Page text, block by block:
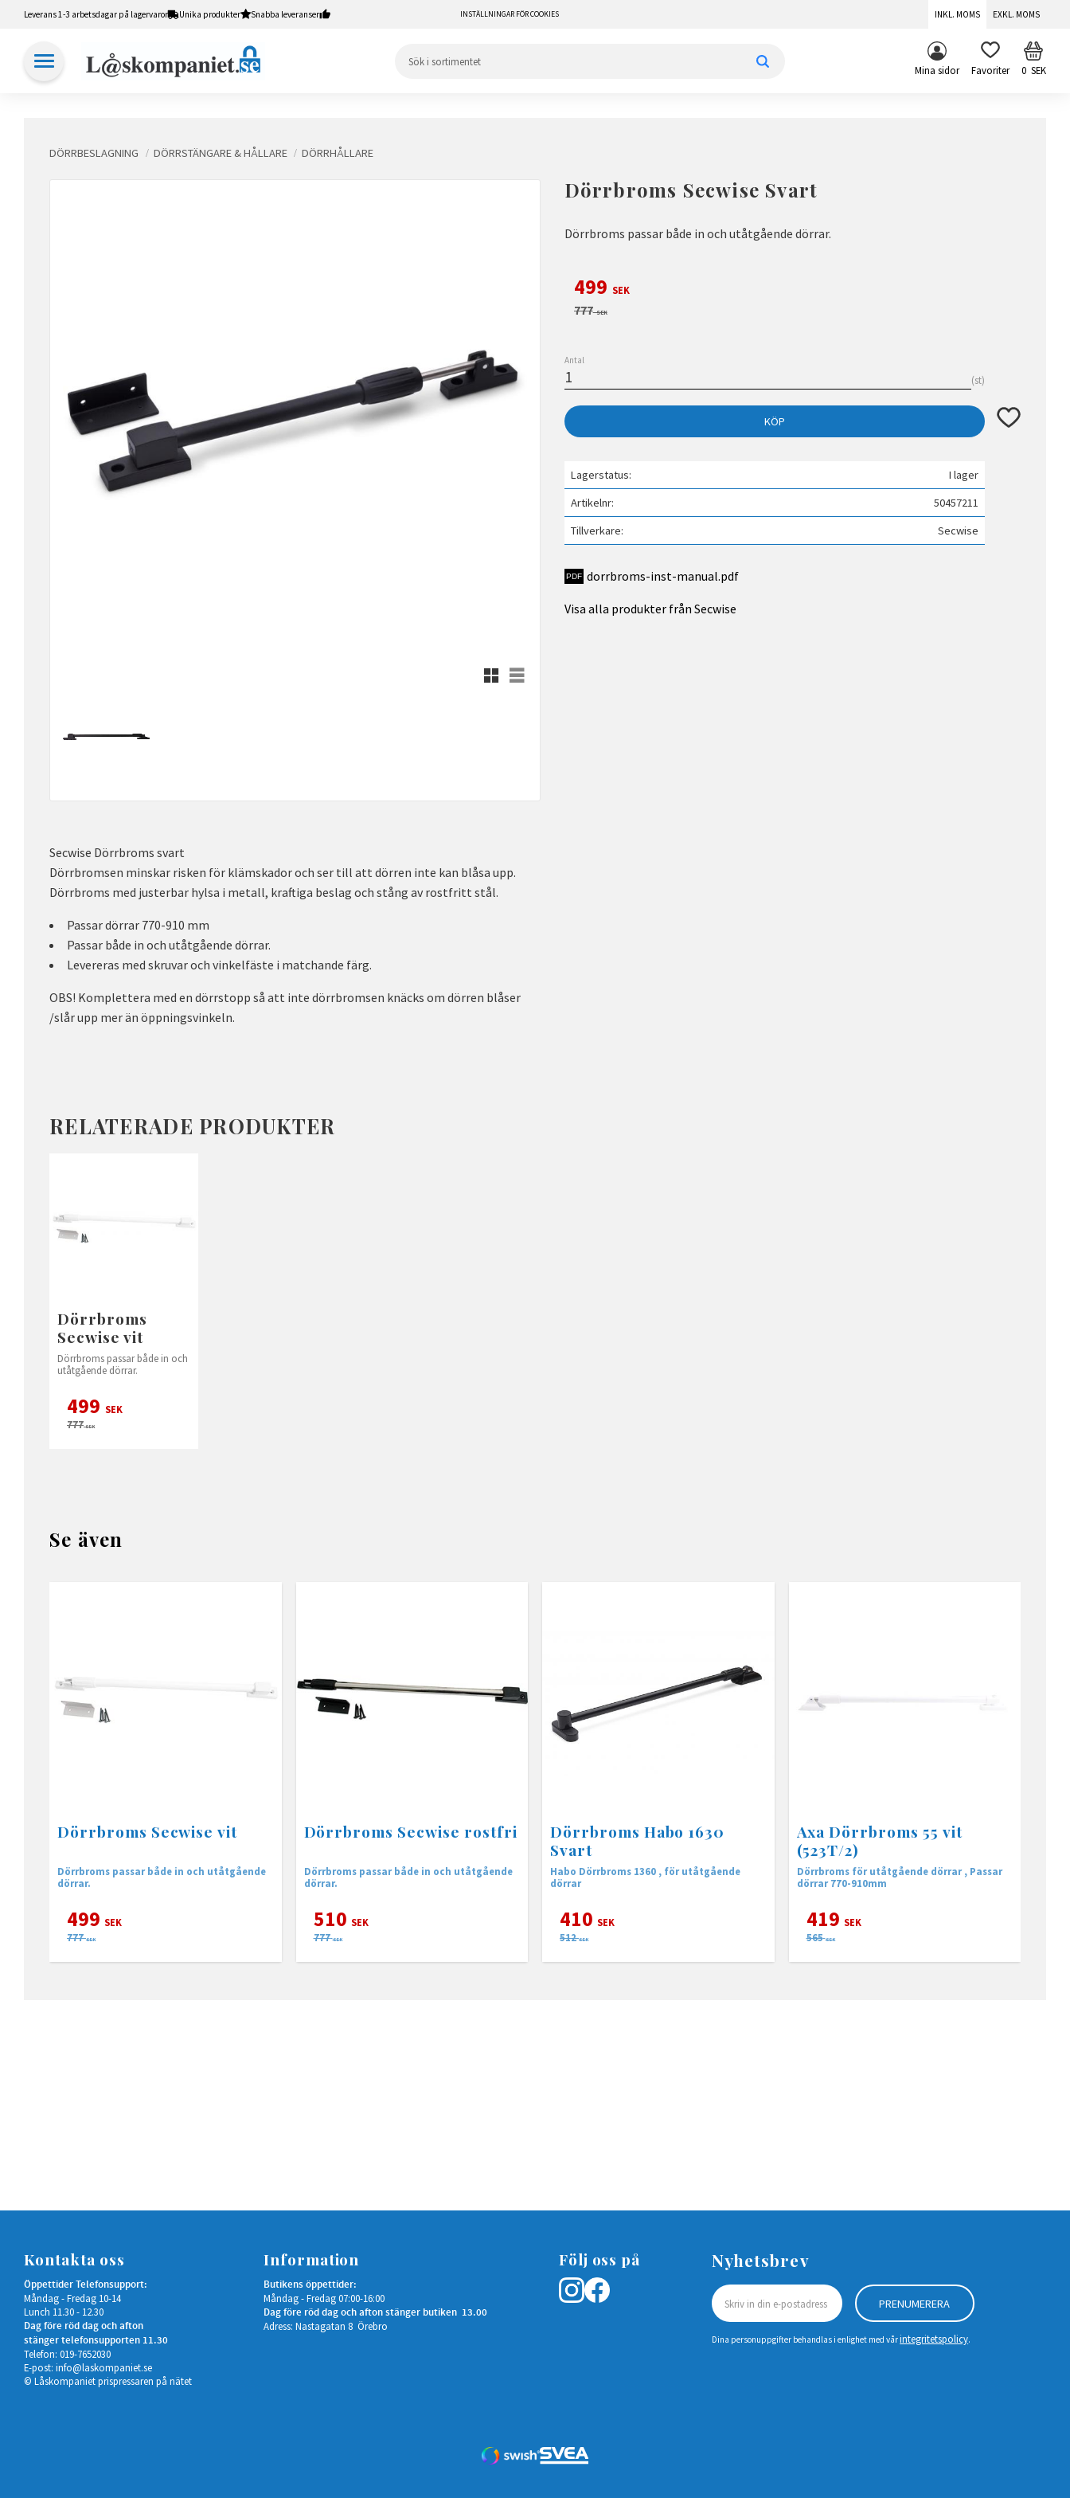
Leverans 1-3 arbetsdagar på lagervaror Unika produkter Snabba leveranser INSTÄLLNINGAR FÖR COOKIES INKL. MOMS EXKL. MOMS
Mina sidor FAVORITER 0SEK
DÖRRBESLAGNING DÖRRSTÄNGARE & HÅLLARE DÖRRHÅLLARE
Dörrbroms Secwise Svart
Dörrbroms passar både in och utåtgående dörrar.
Rutnätsvy
Listvy
Nedsatt pris:
499 SEK
Ordinarie pris:
777SEK
Antal
st
KÖP Lägg till i
Lagerstatus
I lager
Artikelnr
50457211
Tillverkare
Secwise
dorrbroms-inst-manual.pdf
Visa alla produkter från Secwise
Secwise Dörrbroms svart
Dörrbromsen minskar risken för klämskador och ser till att dörren inte kan blåsa upp.
Dörrbroms med justerbar hylsa i metall, kraftiga beslag och stång av rostfritt stål.
Passar dörrar 770-910 mm
Passar både in och utåtgående dörrar.
Levereras med skruvar och vinkelfäste i matchande färg.
OBS! Komplettera med en dörrstopp så att inte dörrbromsen knäcks om dörren blåser
/slår upp mer än öppningsvinkeln.
RELATERADE PRODUKTER
Dörrbroms
Secwise vit
Dörrbroms passar både in och
utåtgående dörrar.
499 SEK
777SEK
Se även
Dörrbroms Secwise vit
Dörrbroms passar både in och utåtgående
dörrar.
499 SEK
777 SEK
Dörrbroms Secwise rostfri
Dörrbroms passar både in och utåtgående
dörrar.
510 SEK
777 SEK
Dörrbroms Habo 1630
Svart
Habo Dörrbroms 1360 , ​för utåtgående
dörrar
410 SEK
512 SEK
Axa Dörrbroms 55 vit
(523T/2)
Dörrbroms för utåtgående dörrar , Passar
dörrar 770-910mm
419 SEK
565 SEK
Kontakta oss
Öppettider Telefonsupport:
Måndag - Fredag 10-14
Lunch 11.30 - 12.30
Dag före röd dag och afton
stänger telefonsupporten 11.30
Telefon: 019-7652030
E-post: info@laskompaniet.se
© Låskompaniet prispressaren på nätet
Information
Butikens öppettider:
Måndag - Fredag 07:00-16:00
Dag före röd dag och afton stänger butiken 13.00
Adress: Nastagatan 8 Örebro
Följ oss på Nyhetsbrev
PRENUMERERA
Dina personuppgifter behandlas i enlighet med vårintegritetspolicy.